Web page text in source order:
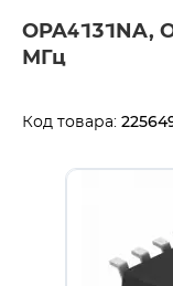
OPA4131NA,
МГц
Код товара: